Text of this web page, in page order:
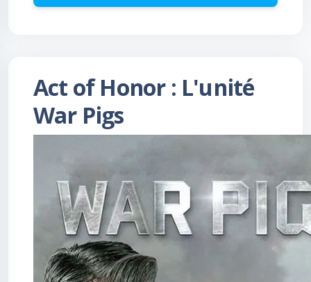
Act of Honor : L'unité
War Pigs